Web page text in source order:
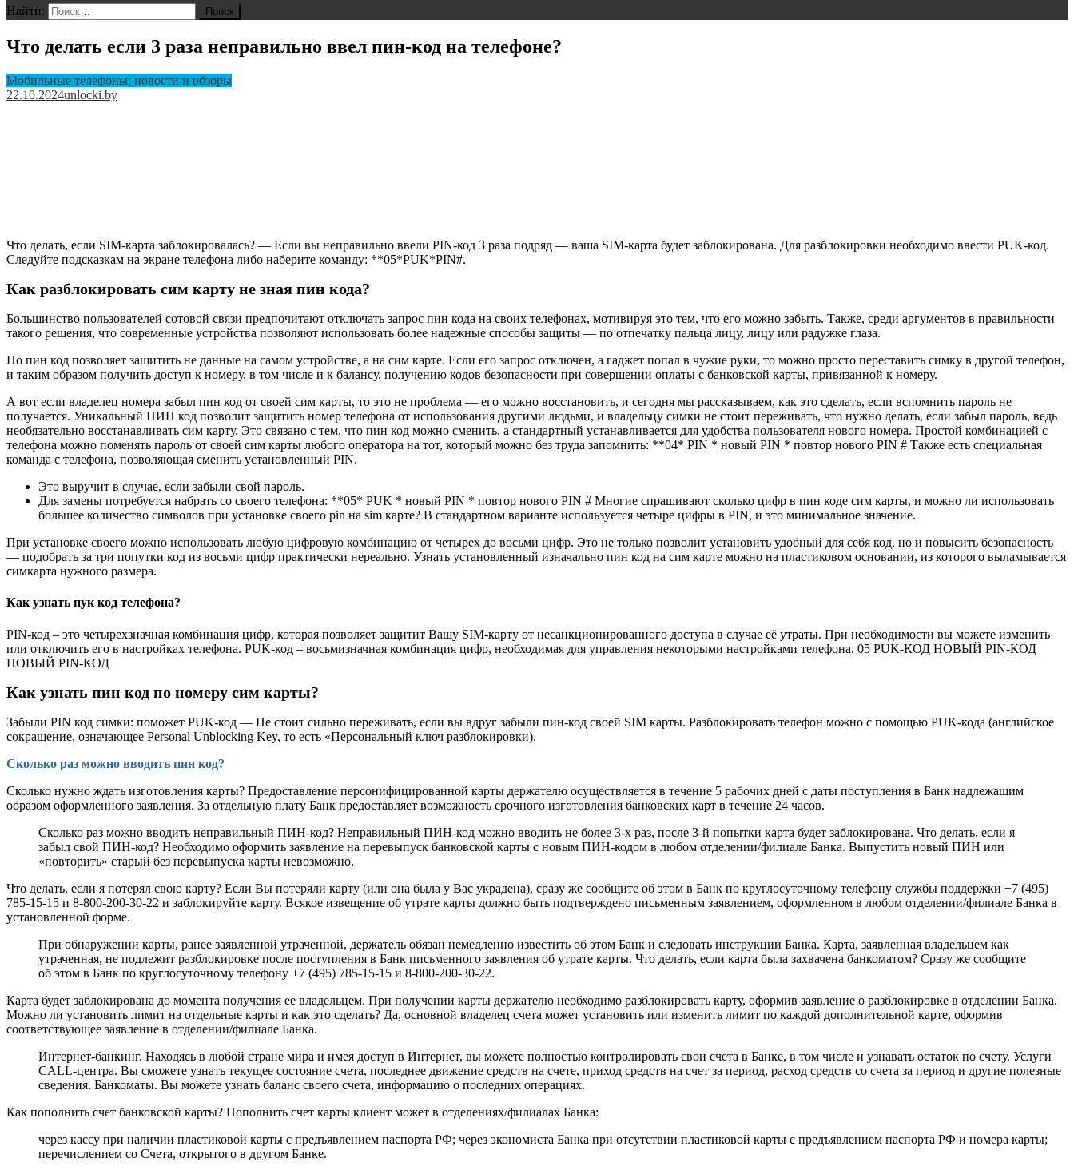
Найти:
Что делать если 3 раза неправильно ввел пин-код на телефоне?
Мобильные телефоны: новости и обзоры
22.10.2024unlocki.by
Что делать, если SIM-карта заблокировалась? — Если вы неправильно ввели PIN-код 3 раза подряд — ваша SIM-карта будет заблокирована. Для разблокировки необходимо ввести PUK-код.
Следуйте подсказкам на экране телефона либо наберите команду: **05*PUK*PIN#.
Как разблокировать сим карту не зная пин кода?
Большинство пользователей сотовой связи предпочитают отключать запрос пин кода на своих телефонах, мотивируя это тем, что его можно забыть. Также, среди аргументов в правильности
такого решения, что современные устройства позволяют использовать более надежные способы защиты — по отпечатку пальца лицу, лицу или радужке глаза.
Но пин код позволяет защитить не данные на самом устройстве, а на сим карте. Если его запрос отключен, а гаджет попал в чужие руки, то можно просто переставить симку в другой телефон,
и таким образом получить доступ к номеру, в том числе и к балансу, получению кодов безопасности при совершении оплаты с банковской карты, привязанной к номеру.
А вот если владелец номера забыл пин код от своей сим карты, то это не проблема — его можно восстановить, и сегодня мы рассказываем, как это сделать, если вспомнить пароль не
получается. Уникальный ПИН код позволит защитить номер телефона от использования другими людьми, и владельцу симки не стоит переживать, что нужно делать, если забыл пароль, ведь
необязательно восстанавливать сим карту. Это связано с тем, что пин код можно сменить, а стандартный устанавливается для удобства пользователя нового номера. Простой комбинацией с
телефона можно поменять пароль от своей сим карты любого оператора на тот, который можно без труда запомнить: **04* PIN * новый PIN * повтор нового PIN # Также есть специальная
команда с телефона, позволяющая сменить установленный PIN.
Это выручит в случае, если забыли свой пароль.
Для замены потребуется набрать со своего телефона: **05* PUK * новый PIN * повтор нового PIN # Многие спрашивают сколько цифр в пин коде сим карты, и можно ли использовать
большее количество символов при установке своего pin на sim карте? В стандартном варианте используется четыре цифры в PIN, и это минимальное значение.
При установке своего можно использовать любую цифровую комбинацию от четырех до восьми цифр. Это не только позволит установить удобный для себя код, но и повысить безопасность
— подобрать за три попутки код из восьми цифр практически нереально. Узнать установленный изначально пин код на сим карте можно на пластиковом основании, из которого выламывается
симкарта нужного размера.
Как узнать пук код телефона?
PIN-код – это четырехзначная комбинация цифр, которая позволяет защитит Вашу SIM-карту от несанкционированного доступа в случае её утраты. При необходимости вы можете изменить
или отключить его в настройках телефона. PUK-код – восьмизначная комбинация цифр, необходимая для управления некоторыми настройками телефона. 05 PUK-КОД НОВЫЙ PIN-КОД
НОВЫЙ PIN-КОД
Как узнать пин код по номеру сим карты?
Забыли PIN код симки: поможет PUK-код — Не стоит сильно переживать, если вы вдруг забыли пин-код своей SIM карты. Разблокировать телефон можно с помощью PUK-кода (английское
сокращение, означающее Personal Unblocking Key, то есть «Персональный ключ разблокировки).
Сколько раз можно вводить пин код?
Сколько нужно ждать изготовления карты? Предоставление персонифицированной карты держателю осуществляется в течение 5 рабочих дней с даты поступления в Банк надлежащим
образом оформленного заявления. За отдельную плату Банк предоставляет возможность срочного изготовления банковских карт в течение 24 часов.
Сколько раз можно вводить неправильный ПИН-код? Неправильный ПИН-код можно вводить не более 3-х раз, после 3-й попытки карта будет заблокирована. Что делать, если я
забыл свой ПИН-код? Необходимо оформить заявление на перевыпуск банковской карты с новым ПИН-кодом в любом отделении/филиале Банка. Выпустить новый ПИН или
«повторить» старый без перевыпуска карты невозможно.
Что делать, если я потерял свою карту? Если Вы потеряли карту (или она была у Вас украдена), сразу же сообщите об этом в Банк по круглосуточному телефону службы поддержки +7 (495)
785-15-15 и 8-800-200-30-22 и заблокируйте карту. Всякое извещение об утрате карты должно быть подтверждено письменным заявлением, оформленном в любом отделении/филиале Банка в
установленной форме.
При обнаружении карты, ранее заявленной утраченной, держатель обязан немедленно известить об этом Банк и следовать инструкции Банка. Карта, заявленная владельцем как
утраченная, не подлежит разблокировке после поступления в Банк письменного заявления об утрате карты. Что делать, если карта была захвачена банкоматом? Сразу же сообщите
об этом в Банк по круглосуточному телефону +7 (495) 785-15-15 и 8-800-200-30-22.
Карта будет заблокирована до момента получения ее владельцем. При получении карты держателю необходимо разблокировать карту, оформив заявление о разблокировке в отделении Банка.
Можно ли установить лимит на отдельные карты и как это сделать? Да, основной владелец счета может установить или изменить лимит по каждой дополнительной карте, оформив
соответствующее заявление в отделении/филиале Банка.
Интернет-банкинг. Находясь в любой стране мира и имея доступ в Интернет, вы можете полностью контролировать свои счета в Банке, в том числе и узнавать остаток по счету. Услуги
CALL-центра. Вы сможете узнать текущее состояние счета, последнее движение средств на счете, приход средств на счет за период, расход средств со счета за период и другие полезные
сведения. Банкоматы. Вы можете узнать баланс своего счета, информацию о последних операциях.
Как пополнить счет банковской карты? Пополнить счет карты клиент может в отделениях/филиалах Банка:
через кассу при наличии пластиковой карты с предъявлением паспорта РФ; через экономиста Банка при отсутствии пластиковой карты с предъявлением паспорта РФ и номера карты;
перечислением со Счета, открытого в другом Банке.